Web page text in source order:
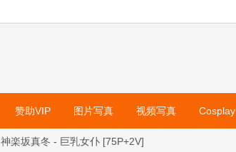
赞助VIP 图片写真 视频写真 Cosplay
神楽坂真冬 - 巨乳女仆 [75P+2V]